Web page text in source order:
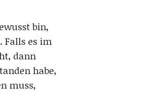
bin,
Falls es im
dann
habe,
muss,